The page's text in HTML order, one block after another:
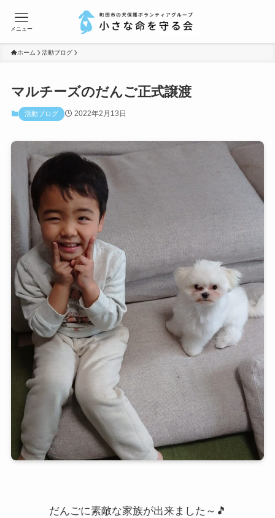
メニュー
ホーム 活動ブログ
マルチーズのだんご正式譲渡
活動ブログ 2022年2月13日
だんごに素敵な家族が出来ました～🎵